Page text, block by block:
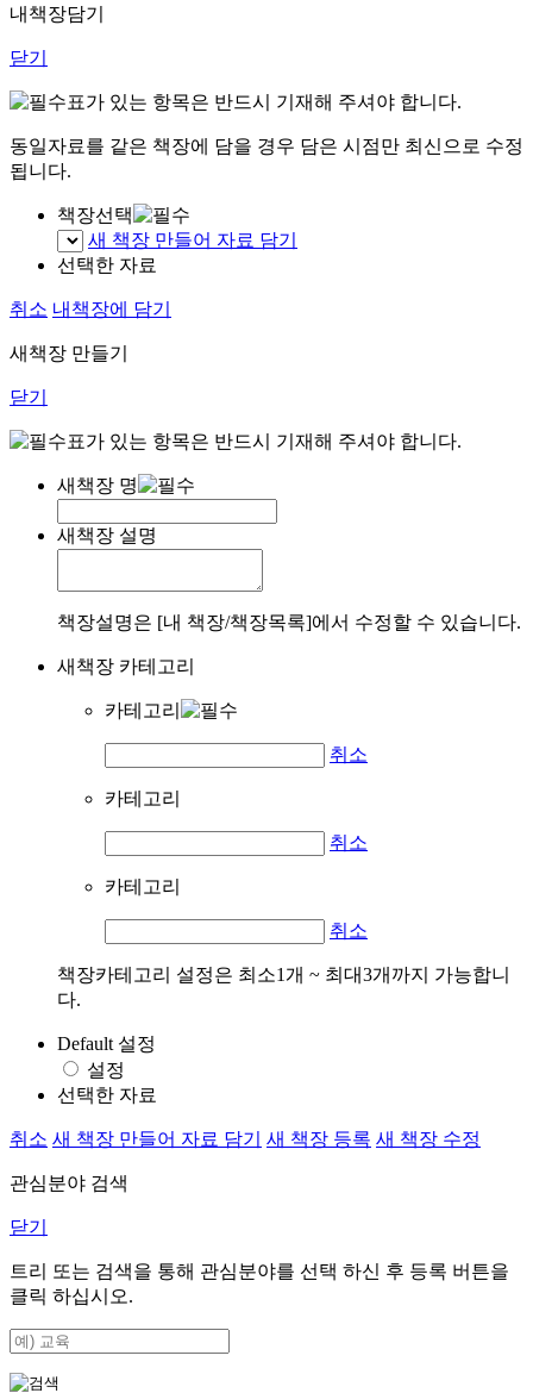
내책장담기
닫기
표가 있는 항목은 반드시 기재해 주셔야 합니다.
동일자료를 같은 책장에 담을 경우 담은 시점만 최신으로 수정
됩니다.
책장선택
새 책장 만들어 자료 담기
선택한 자료
취소 내책장에 담기
새책장 만들기
닫기
표가 있는 항목은 반드시 기재해 주셔야 합니다.
새책장 명
새책장 설명
책장설명은 [내 책장/책장목록]에서 수정할 수 있습니다.
새책장 카테고리
카테고리
취소
카테고리
취소
카테고리
취소
책장카테고리 설정은 최소1개 ~ 최대3개까지 가능합니
다.
Default 설정
설정
선택한 자료
취소 새 책장 만들어 자료 담기 새 책장 등록 새 책장 수정
관심분야 검색
닫기
트리 또는 검색을 통해 관심분야를 선택 하신 후 등록 버튼을
클릭 하십시오.